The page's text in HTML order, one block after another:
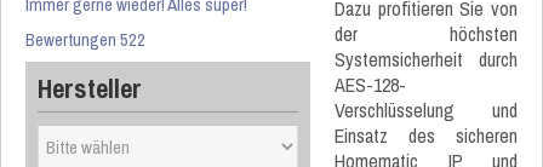
Bewertungen 522
Hersteller
Dazu profitieren Sie von
der höchsten
Systemsicherheit durch
AES-128-
Verschlüsselung und
Einsatz des sicheren
Homematic IP und